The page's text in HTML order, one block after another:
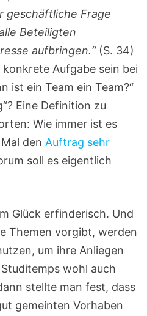
geschäftliche Frage
Beteiligten
aufbringen.“(S. 34)
konkrete Aufgabe sein bei
ist ein Team ein Team?“
Eine Definition zu
Wie immer ist es
den Auftrag sehr
soll es eigentlich
Glück erfinderisch. Und
Themen vorgibt, werden
um ihre Anliegen
wohl auch
stellte man fest, dass
gemeinten Vorhaben